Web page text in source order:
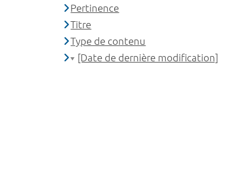
Pertinence
Titre
Type de contenu
[Date de dernière modification]